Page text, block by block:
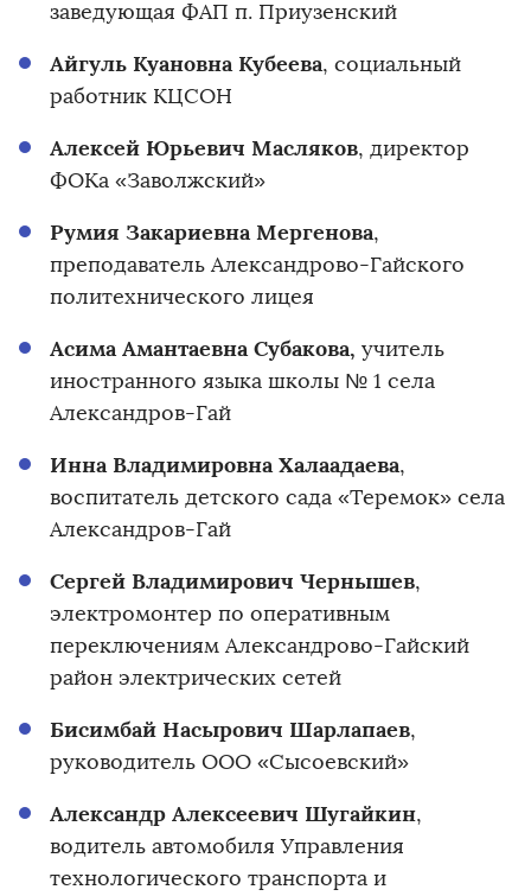
заведующая ФАП п. Приузенский
Айгуль Куановна Кубеева, социальный
работник КЦСОН
Алексей Юрьевич Масляков, директор
ФОКа «Заволжский»
Румия Закариевна Мергенова,
преподаватель Александрово-Гайского
политехнического лицея
Асима Амантаевна Субакова, учитель
иностранного языка школы № 1 села
Александров-Гай
Инна Владимировна Халаадаева,
воспитатель детского сада «Теремок» села
Александров-Гай
Сергей Владимирович Чернышев,
электромонтер по оперативным
переключениям Александрово-Гайский
район электрических сетей
Бисимбай Насырович Шарлапаев,
руководитель ООО «Сысоевский»
Александр Алексеевич Шугайкин,
водитель автомобиля Управления
технологического транспорта и